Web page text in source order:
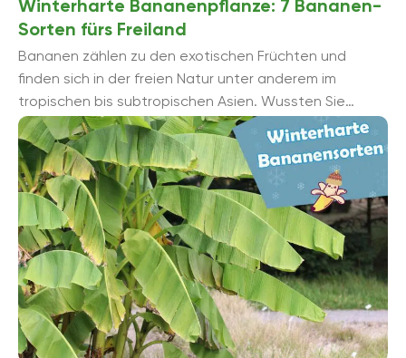
Winterharte Bananenpflanze: 7 Bananen-
Sorten fürs Freiland
Bananen zählen zu den exotischen Früchten und
finden sich in der freien Natur unter anderem im
tropischen bis subtropischen Asien. Wussten Sie
jedoch, dass Sie Bananen auch im ...